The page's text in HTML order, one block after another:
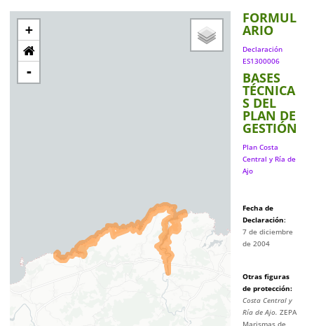
+
-
FORMUL
ARIO
Declaración
ES1300006
BASES
TÉCNICA
S DEL
PLAN DE
GESTIÓN
Plan Costa
Central y Ría de
Ajo
Fecha de
Declaración:
7 de diciembre
de 2004
Otras figuras
de protección:
Costa Central y
Ría de Ajo. ZEPA